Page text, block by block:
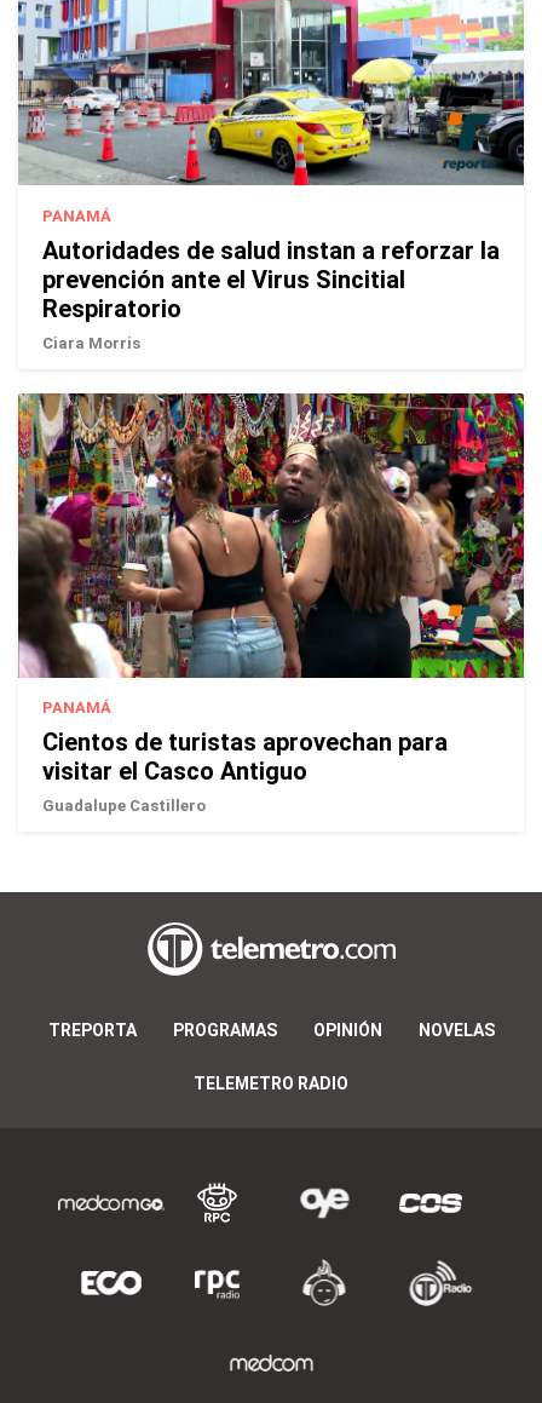
PANAMÁ
Autoridades de salud instan a reforzar la
prevención ante el Virus Sincitial
Respiratorio
Ciara Morris
PANAMÁ
Cientos de turistas aprovechan para
visitar el Casco Antiguo
Guadalupe Castillero
TREPORTA PROGRAMAS OPINIÓN NOVELAS
TELEMETRO RADIO